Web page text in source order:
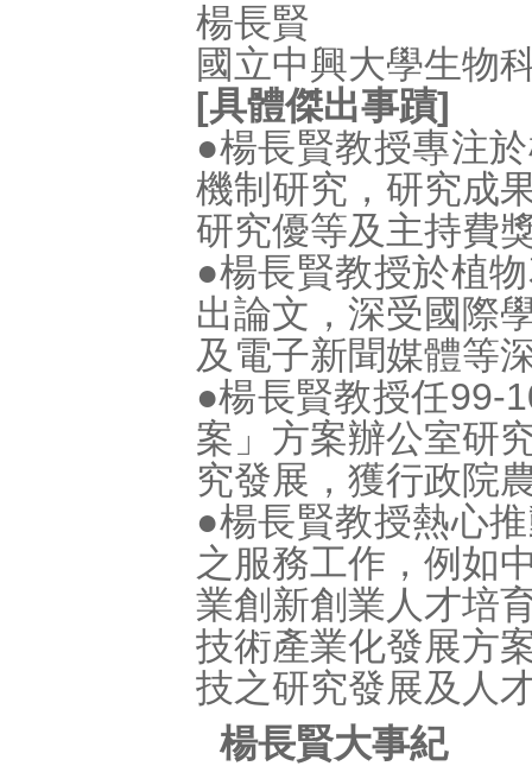
楊長賢
國立中興大學生物
[具體傑出事蹟]
●楊長賢教授專注
機制研究，研究成
研究優等及主持費
●楊長賢教授於植
出論文，深受國際
及電子新聞媒體等
●楊長賢教授任99-
案」方案辦公室研
究發展，獲行政院
●楊長賢教授熱心
之服務工作，例如
業創新創業人才培
技術產業化發展方
技之研究發展及人
楊長賢大事紀